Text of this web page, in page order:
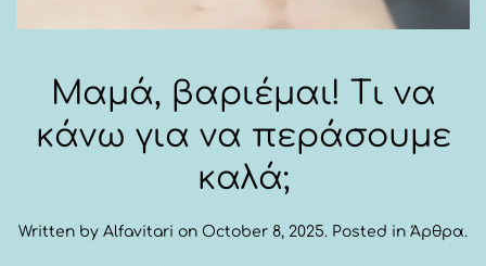
Μαμά, βαριέμαι! Τι να
κάνω για να περάσουμε
καλά;
Written by Alfavitari on October 8, 2025. Posted in Άρθρα.